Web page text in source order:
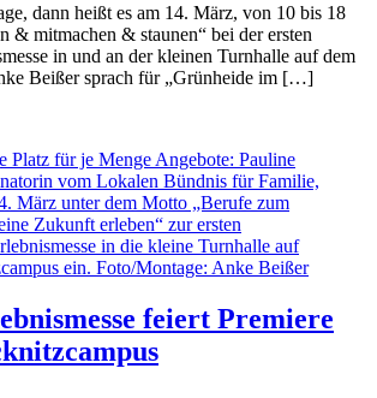
dann heißt es am 14. März, von 10 bis 18
& mitmachen & staunen“ bei der ersten
in und an der kleinen Turnhalle auf dem
Beißer sprach für „Grünheide im […]
feiert Premiere